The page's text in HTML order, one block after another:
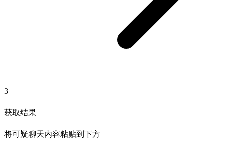
3
获取结果
将可疑聊天内容粘贴到下方